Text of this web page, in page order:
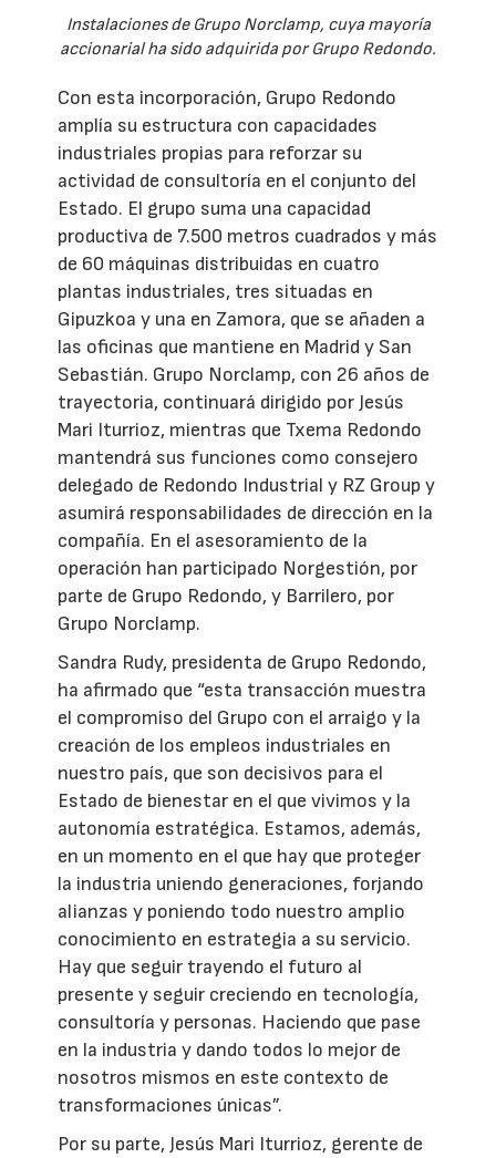
Instalaciones de Grupo Norclamp, cuya mayoría
accionarial ha sido adquirida por Grupo Redondo.
Con esta incorporación, Grupo Redondo
amplía su estructura con capacidades
industriales propias para reforzar su
actividad de consultoría en el conjunto del
Estado. El grupo suma una capacidad
productiva de 7.500 metros cuadrados y más
de 60 máquinas distribuidas en cuatro
plantas industriales, tres situadas en
Gipuzkoa y una en Zamora, que se añaden a
las oficinas que mantiene en Madrid y San
Sebastián. Grupo Norclamp, con 26 años de
trayectoria, continuará dirigido por Jesús
Mari Iturrioz, mientras que Txema Redondo
mantendrá sus funciones como consejero
delegado de Redondo Industrial y RZ Group y
asumirá responsabilidades de dirección en la
compañía. En el asesoramiento de la
operación han participado Norgestión, por
parte de Grupo Redondo, y Barrilero, por
Grupo Norclamp.
Sandra Rudy, presidenta de Grupo Redondo,
ha afirmado que “esta transacción muestra
el compromiso del Grupo con el arraigo y la
creación de los empleos industriales en
nuestro país, que son decisivos para el
Estado de bienestar en el que vivimos y la
autonomía estratégica. Estamos, además,
en un momento en el que hay que proteger
la industria uniendo generaciones, forjando
alianzas y poniendo todo nuestro amplio
conocimiento en estrategia a su servicio.
Hay que seguir trayendo el futuro al
presente y seguir creciendo en tecnología,
consultoría y personas. Haciendo que pase
en la industria y dando todos lo mejor de
nosotros mismos en este contexto de
transformaciones únicas”.
Por su parte, Jesús Mari Iturrioz, gerente de